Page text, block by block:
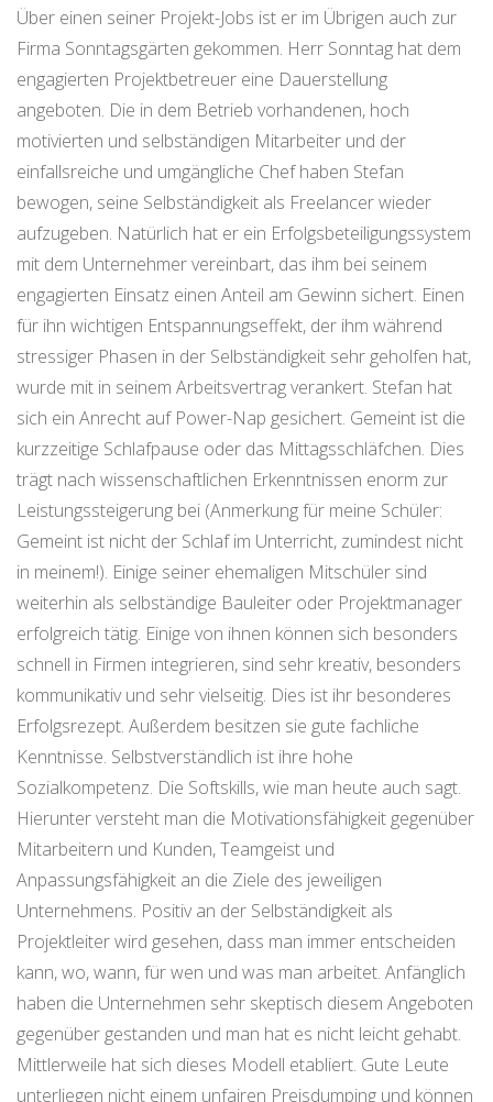
Über einen seiner Projekt-Jobs ist er im Übrigen auch zur
Firma Sonntagsgärten gekommen. Herr Sonntag hat dem
engagierten Projektbetreuer eine Dauerstellung
angeboten. Die in dem Betrieb vorhandenen, hoch
motivierten und selbständigen Mitarbeiter und der
einfallsreiche und umgängliche Chef haben Stefan
bewogen, seine Selbständigkeit als Freelancer wieder
aufzugeben. Natürlich hat er ein Erfolgsbeteiligungssystem
mit dem Unternehmer vereinbart, das ihm bei seinem
engagierten Einsatz einen Anteil am Gewinn sichert. Einen
für ihn wichtigen Entspannungseffekt, der ihm während
stressiger Phasen in der Selbständigkeit sehr geholfen hat,
wurde mit in seinem Arbeitsvertrag verankert. Stefan hat
sich ein Anrecht auf Power-Nap gesichert. Gemeint ist die
kurzzeitige Schlafpause oder das Mittagsschläfchen. Dies
trägt nach wissenschaftlichen Erkenntnissen enorm zur
Leistungssteigerung bei (Anmerkung für meine Schüler:
Gemeint ist nicht der Schlaf im Unterricht, zumindest nicht
in meinem!). Einige seiner ehemaligen Mitschüler sind
weiterhin als selbständige Bauleiter oder Projektmanager
erfolgreich tätig. Einige von ihnen können sich besonders
schnell in Firmen integrieren, sind sehr kreativ, besonders
kommunikativ und sehr vielseitig. Dies ist ihr besonderes
Erfolgsrezept. Außerdem besitzen sie gute fachliche
Kenntnisse. Selbstverständlich ist ihre hohe
Sozialkompetenz. Die Softskills, wie man heute auch sagt.
Hierunter versteht man die Motivationsfähigkeit gegenüber
Mitarbeitern und Kunden, Teamgeist und
Anpassungsfähigkeit an die Ziele des jeweiligen
Unternehmens. Positiv an der Selbständigkeit als
Projektleiter wird gesehen, dass man immer entscheiden
kann, wo, wann, für wen und was man arbeitet. Anfänglich
haben die Unternehmen sehr skeptisch diesem Angeboten
gegenüber gestanden und man hat es nicht leicht gehabt.
Mittlerweile hat sich dieses Modell etabliert. Gute Leute
unterliegen nicht einem unfairen Preisdumping und können